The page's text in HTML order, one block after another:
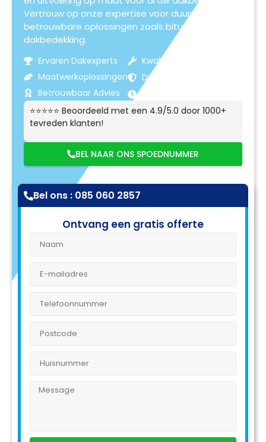
Vertrouw op onze expertise voor duurzame en
betrouwbare oplossingen zoals bitumen
dakbedekking.
Ervaren Dakexperts
Maatwerkoplossingen
Betrouwbaar Advies
Kwaliteitsmaterialen
Duurzame Resultaten
⭐⭐⭐⭐⭐ Beoordeeld met een 4.9/5.0 door 1000+
tevreden klanten!
BEL NAAR ONS SPOEDNUMMER
Bel ons : 085 060 2857
Ontvang een gratis offerte